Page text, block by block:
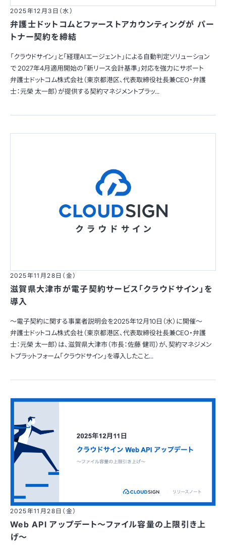
2025年12月3日（水）
弁護士ドットコムとファーストアカウンティングが パー
トナー契約を締結
「クラウドサイン」と「経理AIエージェント」による自動判定ソリューション
で 2027年4月適用開始の「新リース会計基準」対応を強力にサポート
弁護士ドットコム株式会社（東京都港区、代表取締役社長兼CEO・弁護
士：元榮 太一郎）が提供する契約マネジメントプラッ...
2025年11月28日（金）
滋賀県大津市が電子契約サービス「クラウドサイン」を
導入
～電子契約に関する事業者説明会を2025年12月10日（水）に開催〜
弁護士ドットコム株式会社（東京都港区、代表取締役社長兼CEO・弁護
士：元榮 太一郎）は、滋賀県大津市（市長：佐藤 健司）が、契約マネジメン
トプラットフォーム「クラウドサイン」を導入したこと...
2025年11月28日（金）
Web API アップデート〜ファイル容量の上限引き上
げ〜